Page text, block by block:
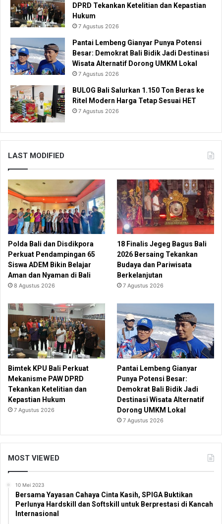
DPRD Tekankan Ketelitian dan Kepastian
Hukum
7 Agustus 2026
Pantai Lembeng Gianyar Punya Potensi
Besar: Demokrat Bali Bidik Jadi Destinasi
Wisata Alternatif Dorong UMKM Lokal
7 Agustus 2026
BULOG Bali Salurkan 1.150 Ton Beras ke
Ritel Modern Harga Tetap Sesuai HET
7 Agustus 2026
LAST MODIFIED
Polda Bali dan Disdikpora
Perkuat Pendampingan 65
Siswa ADEM Bikin Belajar
Aman dan Nyaman di Bali
8 Agustus 2026
18 Finalis Jegeg Bagus Bali
2026 Bersaing Tekankan
Budaya dan Pariwisata
Berkelanjutan
7 Agustus 2026
Bimtek KPU Bali Perkuat
Mekanisme PAW DPRD
Tekankan Ketelitian dan
Kepastian Hukum
7 Agustus 2026
Pantai Lembeng Gianyar
Punya Potensi Besar:
Demokrat Bali Bidik Jadi
Destinasi Wisata Alternatif
Dorong UMKM Lokal
7 Agustus 2026
MOST VIEWED
10 Mei 2023
Bersama Yayasan Cahaya Cinta Kasih, SPIGA Buktikan
Perlunya Hardskill dan Softskill untuk Berprestasi di Kancah
Internasional